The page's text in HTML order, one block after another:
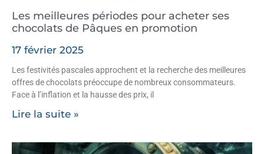
Les meilleures périodes pour acheter ses
chocolats de Pâques en promotion
17 février 2025
Les festivités pascales approchent et la recherche des meilleures
offres de chocolats préoccupe de nombreux consommateurs.
Face à l’inflation et la hausse des prix, il
Lire la suite »